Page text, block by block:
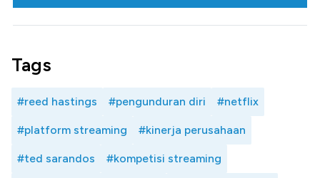
Tags
#reed hastings #pengunduran diri #netflix
#platform streaming #kinerja perusahaan
#ted sarandos #kompetisi streaming